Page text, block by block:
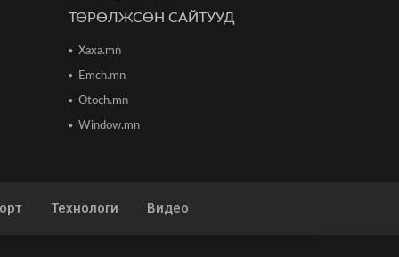
Н.Учрал: Зөвшөөрөл авахад
ТӨРӨЛЖСӨН САЙТУУД
Xaxa.mn
Emch.mn
Otoch.mn
Window.mn
Технологи Видео